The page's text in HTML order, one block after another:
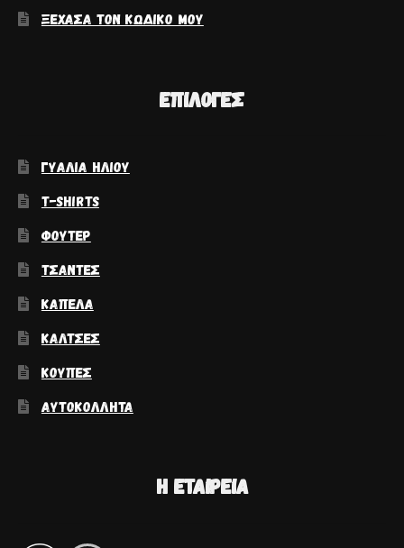
ΞΈΧΑΣΑ ΤΟΝ ΚΩΔΙΚΌ ΜΟΥ
ΕΠΙΛΟΓΈΣ
ΓΥΑΛΙΆ ΗΛΊΟΥ
T-SHIRTS
ΦΟΎΤΕΡ
ΤΣΆΝΤΕΣ
ΚΑΠΈΛΑ
ΚΆΛΤΣΕΣ
ΚΟΎΠΕΣ
ΑΥΤΟΚΌΛΛΗΤΑ
Η ΕΤΑΙΡΕΊΑ